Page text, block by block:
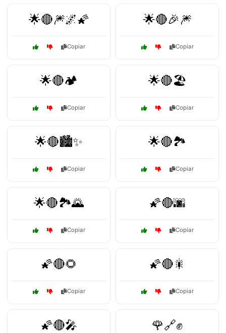
🌟🔴🎆🌌🌠
Copiar
🌟🔴🎉🎆
Copiar
🌟🔴🏕️
Copiar
🌟🔴🏖️
Copiar
🌟🔴🏙️✨
Copiar
🌟🔴🏞️
Copiar
🌟🔴🏞️🌄
Copiar
🌠🔴🌆
Copiar
🌠🔴🌻
Copiar
🌠🔴🎇
Copiar
🌠🔴🎤 🌹🔗✊